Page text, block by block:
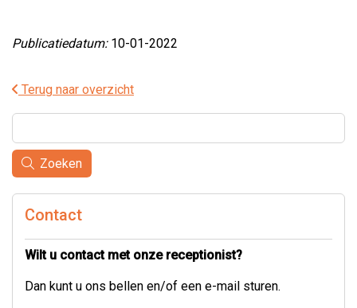
Publicatiedatum: 10-01-2022
Terug naar overzicht
Zoeken
Contact
Wilt u contact met onze receptionist?
Dan kunt u ons bellen en/of een e-mail sturen.